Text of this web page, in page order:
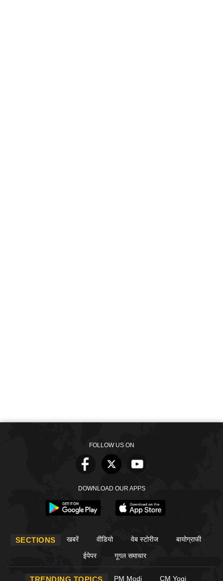
FOLLOW US ON
DOWNLOAD OUR APPS
SECTIONS खबरें वीडियो वेब स्टोरीज बायोग्राफी
ईपेपर गूगल समाचार
PM Modi CM Yogi